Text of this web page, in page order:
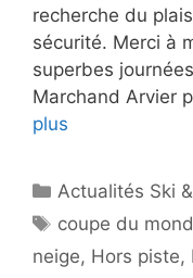
recherche du
sécurité. Merci à
superbes
Marchand Arvier
plus
Catégories
Actualités Ski
Étiquettes
coupe du
neige, Hors piste,